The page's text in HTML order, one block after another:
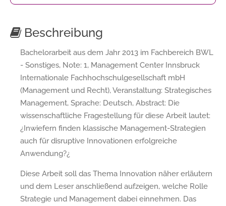
Beschreibung
Bachelorarbeit aus dem Jahr 2013 im Fachbereich BWL
- Sonstiges, Note: 1, Management Center Innsbruck
Internationale Fachhochschulgesellschaft mbH
(Management und Recht), Veranstaltung: Strategisches
Management, Sprache: Deutsch, Abstract: Die
wissenschaftliche Fragestellung für diese Arbeit lautet:
¿Inwiefern finden klassische Management-Strategien
auch für disruptive Innovationen erfolgreiche
Anwendung?¿
Diese Arbeit soll das Thema Innovation näher erläutern
und dem Leser anschließend aufzeigen, welche Rolle
Strategie und Management dabei einnehmen. Das